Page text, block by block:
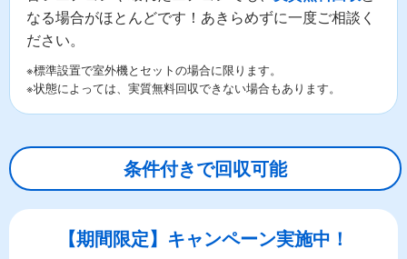
なる場合がほとんどです！あきらめずに一度ご相談く
ださい。
※標準設置で室外機とセットの場合に限ります。
※状態によっては、実質無料回収できない場合もあります。
条件付きで回収可能
【期間限定】キャンペーン実施中！